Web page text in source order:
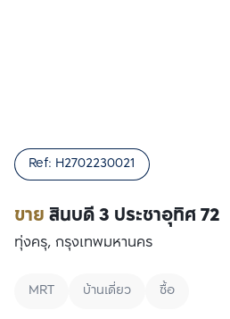
ขายสินบดี 3 ประชาอุทิศ 72
Ref: H2702230021
ทุ่งครุ, กรุงเทพมหานคร
MRT บ้านเดี่ยว ซื้อ
เปรียบเทียบ